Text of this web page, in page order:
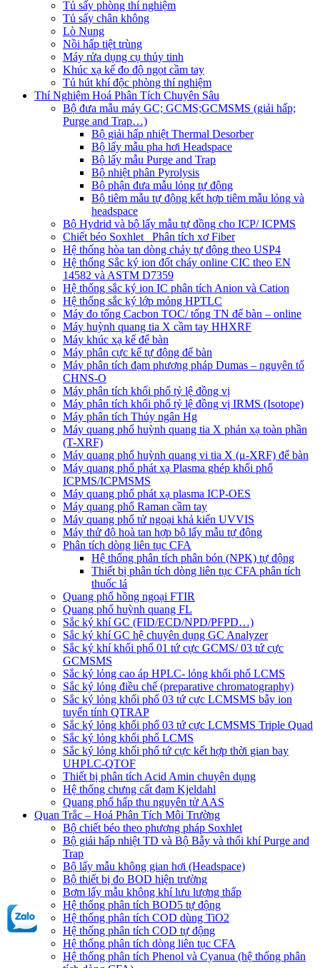
Tủ sấy phòng thí nghiệm
Tủ sấy chân không
Lò Nung
Nồi hấp tiệt trùng
Máy rửa dụng cụ thủy tinh
Khúc xạ kế đo độ ngọt cầm tay
Tủ hút khí độc phòng thí nghiệm
Thí Nghiệm Hoá Phân Tích Chuyên Sâu
Bộ đưa mẫu máy GC; GCMS;GCMSMS (giải hấp;
Purge and Trap…)
Bộ giải hấp nhiệt Thermal Desorber
Bộ lấy mẫu pha hơi Headspace
Bộ lấy mẫu Purge and Trap
Bộ nhiệt phân Pyrolysis
Bộ phận đưa mẫu lỏng tự động
Bộ tiêm mẫu tự động kết hợp tiêm mẫu lỏng và
headspace
Bộ Hydrid và bộ lấy mẫu tự đồng cho ICP/ ICPMS
Chiết béo Soxhlet_ Phân tích xơ Fiber
Hệ thống hòa tan dòng chảy tự động theo USP4
Hệ thống Sắc ký ion đốt cháy online CIC theo EN
14582 và ASTM D7359
Hệ thống sắc ký ion IC phân tích Anion và Cation
Hệ thống sắc ký lớp mỏng HPTLC
Máy đo tổng Cacbon TOC/ tổng TN để bàn – online
Máy huỳnh quang tia X cầm tay HHXRF
Máy khúc xạ kế để bàn
Máy phân cực kế tự động để bàn
Máy phân tích đạm phương pháp Dumas – nguyên tố
CHNS-O
Máy phân tích khối phổ tỷ lệ đồng vị
Máy phân tích khối phổ tỷ lệ đồng vị IRMS (Isotope)
Máy phân tích Thủy ngân Hg
Máy quang phổ huỳnh quang tia X phản xạ toàn phần
(T-XRF)
Máy quang phổ huỳnh quang vi tia X (μ-XRF) để bàn
Máy quang phổ phát xạ Plasma ghép khối phổ
ICPMS/ICPMSMS
Máy quang phổ phát xạ plasma ICP-OES
Máy quang phổ Raman cầm tay
Máy quang phổ tử ngoại khả kiến UVVIS
Máy thử độ hoà tan hợp bộ lấy mẫu tự động
Phân tích dòng liên tục CFA
Hệ thống phân tích phân bón (NPK) tự động
Thiết bị phân tích dòng liên tục CFA phân tích
thuốc lá
Quang phổ hồng ngoại FTIR
Quang phổ huỳnh quang FL
Sắc ký khí GC (FID/ECD/NPD/PFPD…)
Sắc ký khí GC hệ chuyên dụng GC Analyzer
Sắc ký khí khối phổ 01 tứ cực GCMS/ 03 tứ cực
GCMSMS
Sắc ký lỏng cao áp HPLC- lỏng khối phổ LCMS
Sắc ký lỏng điều chế (preparative chromatography)
Sắc ký lỏng khối phổ 03 tứ cực LCMSMS bẫy ion
tuyến tính QTRAP
Sắc ký lỏng khối phổ 03 tứ cực LCMSMS Triple Quad
Sắc ký lỏng khối phổ LCMS
Sắc ký lỏng khối phổ tứ cực kết hợp thời gian bay
UHPLC-QTOF
Thiết bị phân tích Acid Amin chuyên dụng
Hệ thống chưng cất đạm Kjeldahl
Quang phổ hấp thu nguyên tử AAS
Quan Trắc – Hoá Phân Tích Môi Trường
Bộ chiết béo theo phương pháp Soxhlet
Bộ giải hấp nhiệt TD và Bộ Bẫy và thổi khí Purge and
Trap
Bộ lấy mẫu không gian hơi (Headspace)
Bộ thiết bị đo BOD hiện trường
Bơm lấy mẫu không khí lưu lượng thấp
Hệ thống phân tích BOD5 tự động
Hệ thống phân tích COD dùng TiO2
Hệ thống phân tích COD tự động
Hệ thống phân tích dòng liên tục CFA
Hệ thống phân tích Phenol và Cyanua (hệ thống phân